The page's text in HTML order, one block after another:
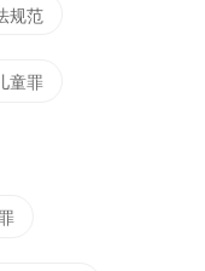
对明知是无罪的
意违背事实和法
徇私枉法罪处五
规范
童罪